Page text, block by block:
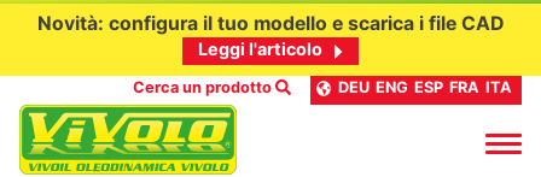
Novità: configura il tuo modello e scarica i file CAD
Leggi l'articolo
Cerca un prodotto DEU ENG ESP FRA ITA